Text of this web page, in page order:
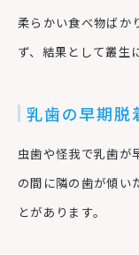
柔らかい食べ物ばか
ず、結果として叢生
乳歯の早期脱
虫歯や怪我で乳歯が
の間に隣の歯が傾い
とがあります。